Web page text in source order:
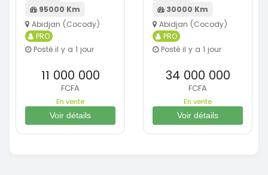
95000 Km
Abidjan (Cocody)
PRO
Posté il y a 1 jour
11 000 000
FCFA
En vente
Voir détails
30000 Km
Abidjan (Cocody)
PRO
Posté il y a 1 jour
34 000 000
FCFA
En vente
Voir détails